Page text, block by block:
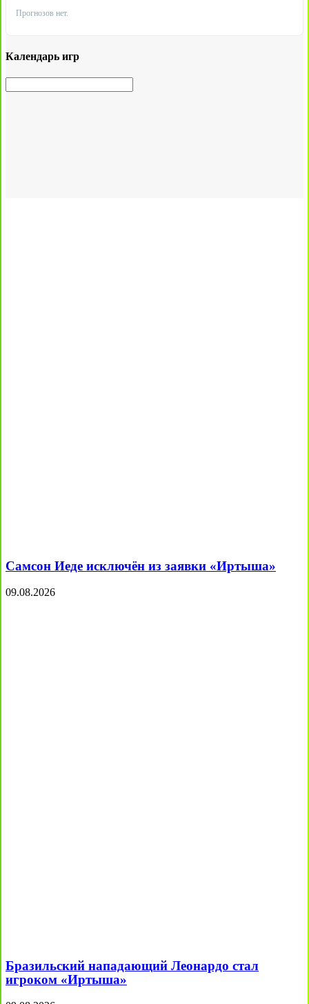
Прогнозов нет.
Календарь игр
Самсон Иеде исключён из заявки «Иртыша»
09.08.2026
Бразильский нападающий Леонардо стал
игроком «Иртыша»